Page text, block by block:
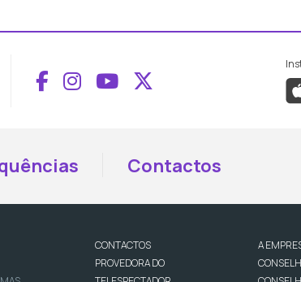
Aceder ao Facebook da
Aceder ao Instagram
Aceder aoAceder ao X
Contactos
CONTACTOS
PROVEDORA DO
A